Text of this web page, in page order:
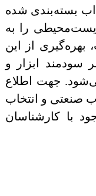
اب بسته‌بندی شده
را به
بهره‌گیری از این
سودمند ابزار و
جهت اطلاع
صنعتی و انتخاب
با کارشناسان